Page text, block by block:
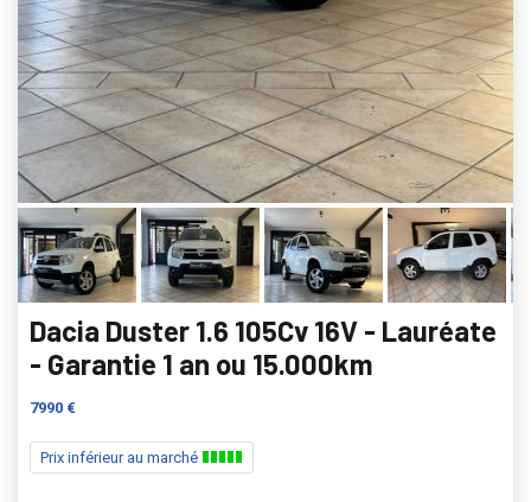
Dacia Duster 1.6 105Cv 16V - Lauréate
- Garantie 1 an ou 15.000km
7990 €
Prix inférieur au marché